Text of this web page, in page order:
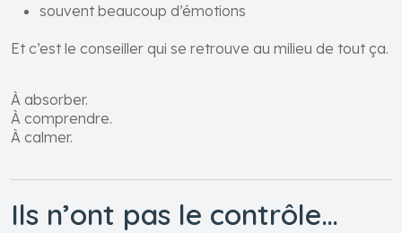
souvent beaucoup d’émotions
Et c’est le conseiller qui se retrouve au milieu de tout ça.
À absorber.
À comprendre.
À calmer.
Ils n’ont pas le contrôle…